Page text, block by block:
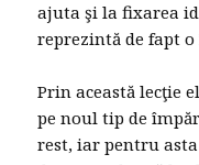
ajuta şi la fixarea
reprezintă de fapt
Prin această lecţie
pe noul tip de
rest, iar pentru